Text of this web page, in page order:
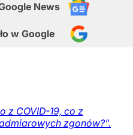
News
w Google
z COVID-19, co z
zgonów?".